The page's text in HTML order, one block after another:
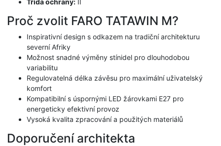
Třída ochrany:
Proč zvolit FARO TATAWIN M?
Inspirativní design s odkazem na tradiční architekturu
severní Afriky
Možnost snadné výměny stínidel pro dlouhodobou
variabilitu
Regulovatelná délka závěsu pro maximální uživatelský
komfort
Kompatibilní s úspornými LED žárovkami E27 pro
energeticky efektivní provoz
Vysoká kvalita zpracování a použitých materiálů
Doporučení architekta